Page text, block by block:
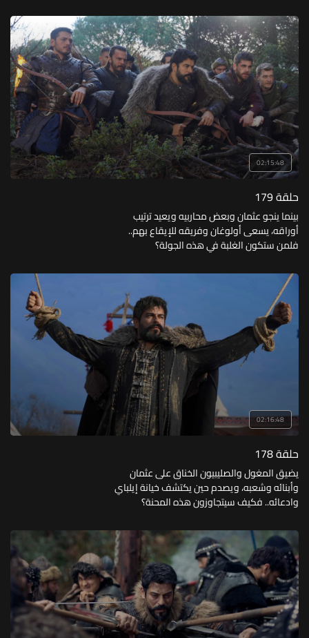
02:15:48
حلقة 179
بينما ينجو عثمان وبعض محاربيه ويعيد ترتيب
أوراقه، يسعى أولوغان وفريقه للإيقاع بهم..
فلمن ستكون الغلبة في هذه الجولة؟
02:16:48
حلقة 178
يضيق المغول والصليبيون الخناق على عثمان
وأبنائه وشعبه، ويصدم حين يكتشف خيانة إيلباي
وادعائه.. فكيف سيتجاوزون هذه المحنة؟